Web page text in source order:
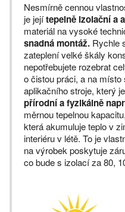
Nesmírně cennou
je jejítepelně izolační a
materiál na vysoké
snadná montáž. Rychle
zateplení velké škály
nepotřebujete rozebrat
o čistou práci, a na
aplikačního stroje, který
přírodní a fyzikálně
měrnou tepelnou
která akumuluje teplo v
interiéru v létě. To je
na výrobek poskytuje
co bude s izolací za 80,